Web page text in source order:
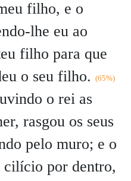
filho, e o
lhe eu ao
filho para que
o seu filho. (65%)
o rei as
rasgou os seus
pelo muro; e o
cilício por dentro,